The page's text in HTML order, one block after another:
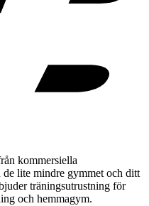
kommersiella
lite mindre gymmet och ditt
träningsutrustning för
och hemmagym.